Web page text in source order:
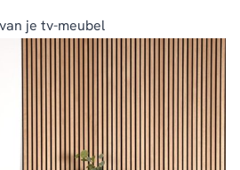
je tv-meubel